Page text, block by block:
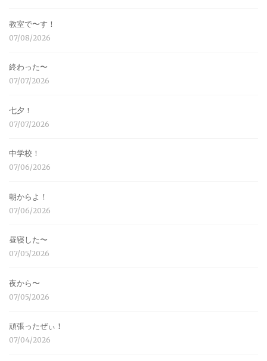
教室で〜す！
07/08/2026
終わった〜
07/07/2026
七夕！
07/07/2026
中学校！
07/06/2026
朝からよ！
07/06/2026
昼寝した〜
07/05/2026
夜から〜
07/05/2026
頑張ったぜぃ！
07/04/2026